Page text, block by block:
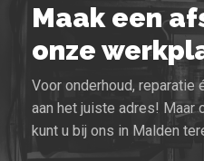
Maak een
onze
Voor onderhoud, reparatie
aan het juiste adres! Maar
kunt u bij ons in Malden